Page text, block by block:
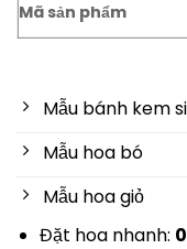
Mã sản phẩm
Mẫu bánh kem
Mẫu hoa bó
Mẫu hoa giỏ
Đặt hoa nhanh: